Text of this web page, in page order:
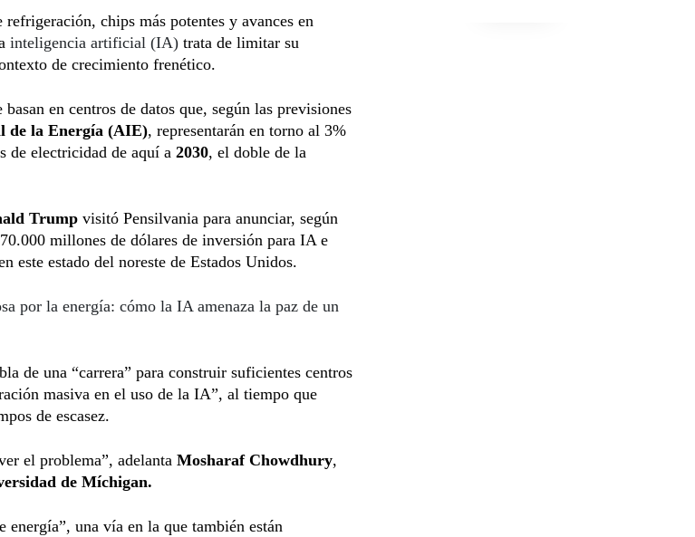
refrigeración, chips más potentes y avances en
inteligencia artificial (IA) trata de limitar su
de crecimiento frenético.
en centros de datos que, según las previsiones
de la Energía (AIE), representarán en torno al 3%
de electricidad de aquí a 2030, el doble de la
Trump visitó Pensilvania para anunciar, según
millones de dólares de inversión para IA e
este estado del noreste de Estados Unidos.
por la energía: cómo la IA amenaza la paz de un
de una “carrera” para construir suficientes centros
masiva en el uso de la IA”, al tiempo que
de escasez.
el problema”, adelanta Mosharaf Chowdhury,
de Míchigan.
energía”, una vía en la que también están